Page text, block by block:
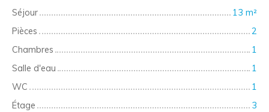
Séjour
13 m²
Pièces
2
Chambres
1
Salle d'eau
1
WC
1
Étage
3